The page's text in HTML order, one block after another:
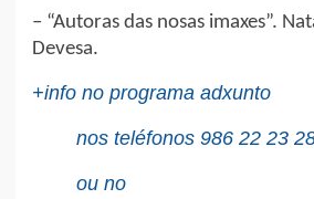
– “Autoras das nosas imaxes”.
Devesa.
+info no programa adxunto
nos teléfonos 986 22 23 28
ou no